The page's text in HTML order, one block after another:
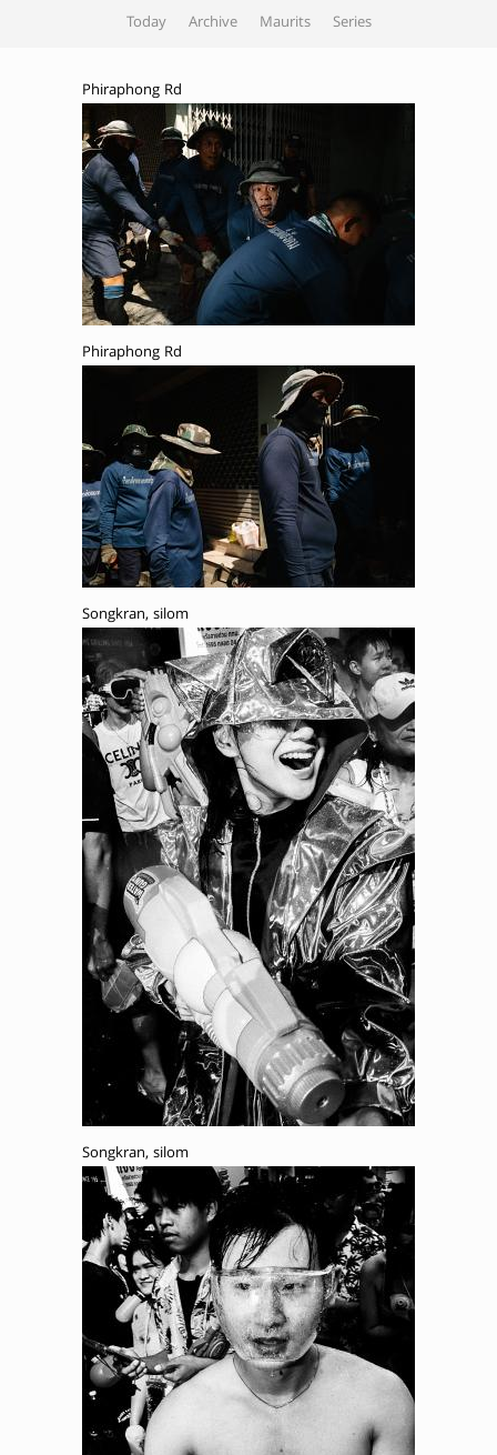
Today Archive Maurits Series
Phiraphong Rd
Phiraphong Rd
Songkran, silom
Songkran, silom